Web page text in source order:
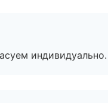
индивидуально.